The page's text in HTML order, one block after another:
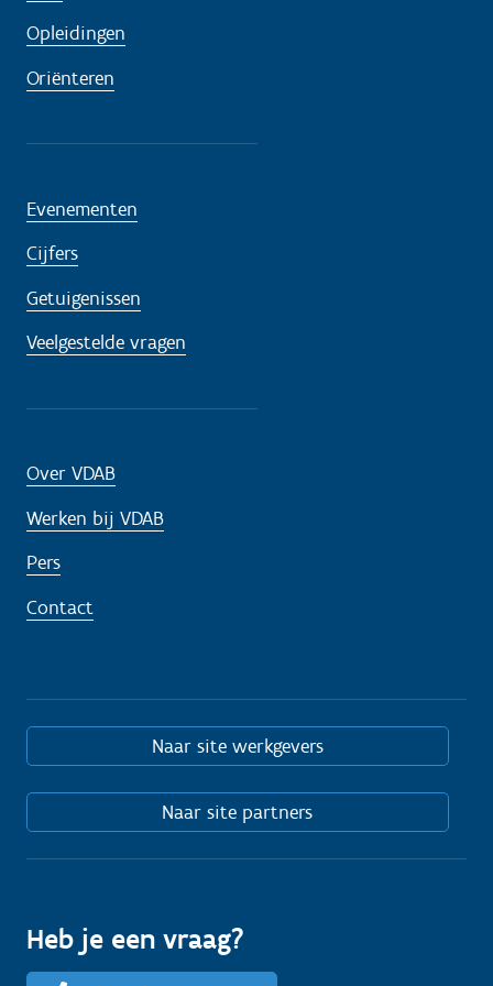
Opleidingen
Oriënteren
Evenementen
Cijfers
Getuigenissen
Veelgestelde vragen
Over VDAB
Werken bij VDAB
Pers
Contact
Naar site werkgevers
Naar site partners
Heb je een vraag?